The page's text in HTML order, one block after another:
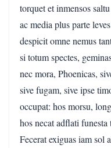
torquet et inmensos
ac media plus parte
despicit omne nemus
si totum spectes,
nec mora, Phoenicas,
sive fugam, sive ipse
occupat: hos morsu,
hos necat adflati funesta
Fecerat exiguas iam sol